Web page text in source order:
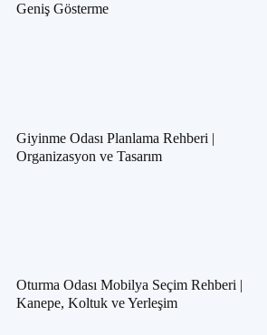
Geniş Gösterme
Giyinme Odası Planlama Rehberi |
Organizasyon ve Tasarım
Oturma Odası Mobilya Seçim Rehberi |
Kanepe, Koltuk ve Yerleşim